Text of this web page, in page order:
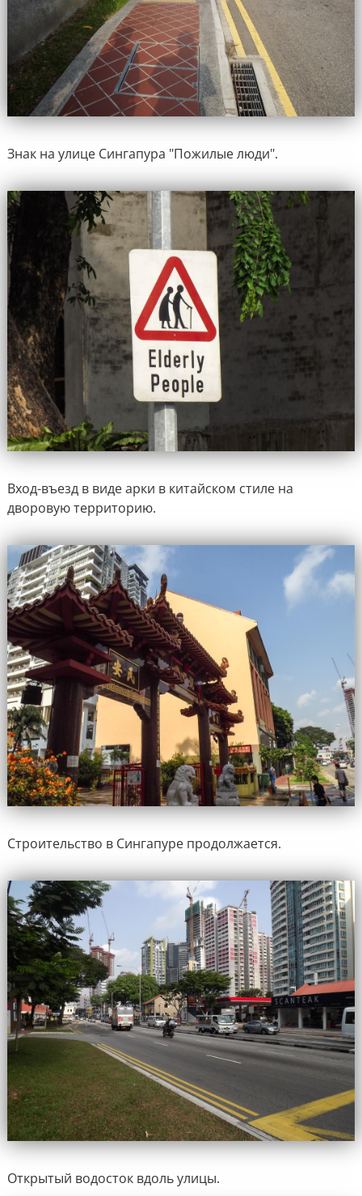
Знак на улице Сингапура "Пожилые люди".
Вход-въезд в виде арки в китайском стиле на
дворовую территорию.
Строительство в Сингапуре продолжается.
Открытый водосток вдоль улицы.